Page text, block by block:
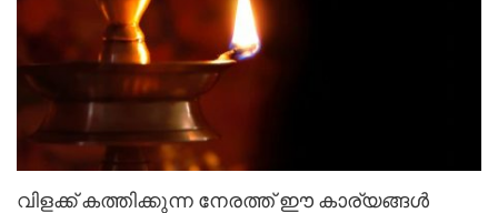
വിളക്ക് കത്തിക്കുന്ന നേരത്ത് ഈ കാര്യങ്ങൾ